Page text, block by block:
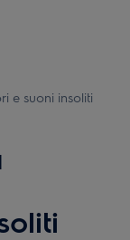
e suoni insoliti